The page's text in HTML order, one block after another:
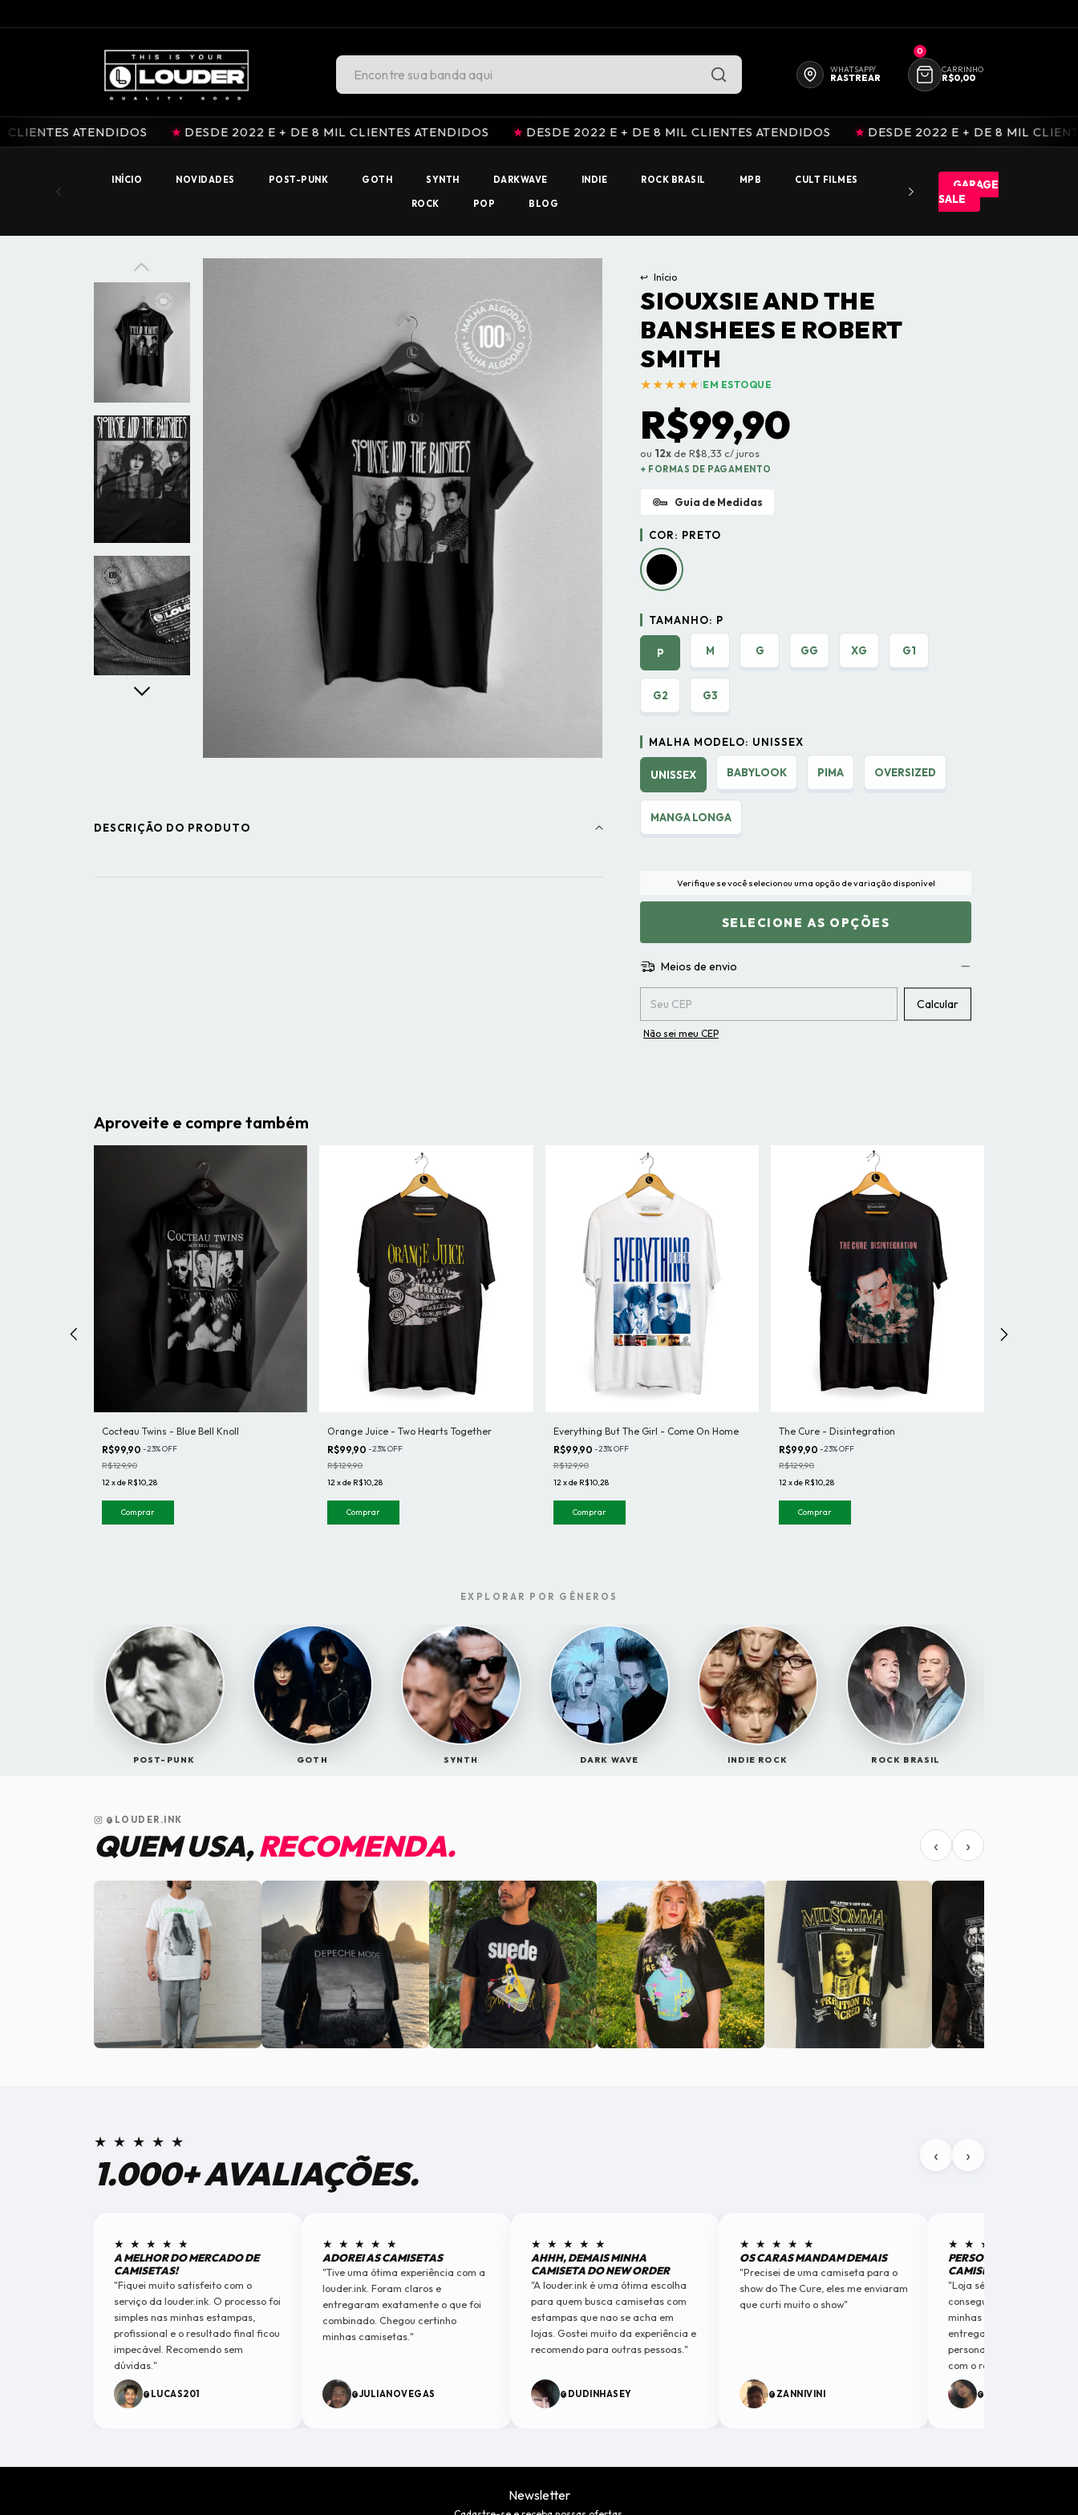
WHATSAPP/
RASTREAR
0
CARRINHO
R$0,00
DESDE 2022 E + DE 8 MIL CLIENTES ATENDIDOS DESDE 2022 E + DE 8 MIL CLIENTES ATENDIDOS DESDE 2022 E + DE 8 MIL CLIENTES
INÍCIO NOVIDADES POST-PUNK GOTH SYNTH DARKWAVE INDIE ROCK BRASIL MPB CULT FILMES
ROCK POP BLOG
GARAGE
SALE
DESCRIÇÃO DO PRODUTO
↩ Início
SIOUXSIE AND THE
BANSHEES E ROBERT
SMITH
★★★★★|EM ESTOQUE
R$99,90
ou 12x de R$8,33 c/ juros
+ FORMAS DE PAGAMENTO
Guia de Medidas
COR: PRETO
TAMANHO: P
P M G GG XG G1
G2 G3
MALHA MODELO: UNISSEX
UNISSEX BABYLOOK PIMA OVERSIZED
MANGA LONGA
Verifique se você selecionou uma opção de variação disponível
Meios de envio
Entregas para o CEP:
Calcular
Não sei meu CEP
Aproveite e compre também
Cocteau Twins - Blue Bell Knoll
R$99,90 -23%OFF
R$129,90
12xde R$10,28
Comprar
Orange Juice - Two Hearts Together
R$99,90-23%OFF
R$129,90
12xde R$10,28
Comprar
Everything But The Girl - Come On Home
R$99,90 -23%OFF
R$129,90
12xde R$10,28
Comprar
The Cure - Disintegration
R$99,90 -23%OFF
R$129,90
12xde R$10,28
Comprar
EXPLORAR POR GÊNEROS
POST-PUNK GOTH SYNTH DARK WAVE INDIE ROCK ROCK BRASIL
@LOUDER.INK
QUEM USA,RECOMENDA. ‹ ›
★ ★ ★ ★ ★
1.000+ AVALIAÇÕES. ‹ ›
★ ★ ★ ★ ★
A MELHOR DO MERCADO DE
CAMISETAS!
"Fiquei muito satisfeito com o
serviço da louder.ink. O processo foi
simples nas minhas estampas,
profissional e o resultado final ficou
impecável. Recomendo sem
dúvidas."
@LUCAS201
★ ★ ★ ★ ★
ADOREI AS CAMISETAS
"Tive uma ótima experiência com a
louder.ink. Foram claros e
entregaram exatamente o que foi
combinado. Chegou certinho
minhas camisetas."
@JULIANOVEGAS
★ ★ ★ ★ ★
AHHH, DEMAIS MINHA
CAMISETA DO NEW ORDER
"A louder.ink é uma ótima escolha
para quem busca camisetas com
estampas que nao se acha em
lojas. Gostei muito da experiência e
recomendo para outras pessoas."
@DUDINHASEY
★ ★ ★ ★ ★
OS CARAS MANDAM DEMAIS
"Precisei de uma camiseta para o
show do The Cure, eles me enviaram
que curti muito o show"
@ZANNIVINI
★ ★ ★ ★ ★
PERSONALIZEI MINHAS
CAMISETAS
"Loja séria e criativos. A
conseguiu captar a
minhas camisetas
entregaram algo com
personalidade. Fiquei
com o resultado."
@SORAIAOFIC
Newsletter